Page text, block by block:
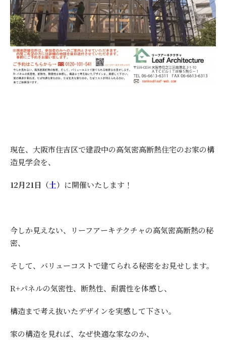
現在、大阪市住吉区で建設中の高気密高断熱住宅のお家の構
造見学会を、
12月21日（土） に開催いたします！
今しか見えない、リーフアーキテクチャの高気密高断熱の秘
密、
そして、バリューコストで建てられる秘密をお見せします。
R+パネルの気密性、断熱性、耐震性を体感し、
構造まで考え抜いたデザインを実感して下さい。
家の構造を見れば、なぜ快適な家なのか、